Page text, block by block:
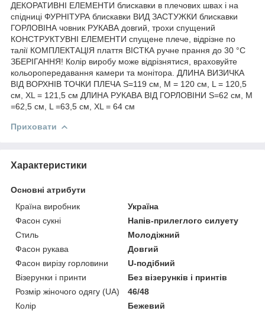
ДЕКОРАТИВНІ ЕЛЕМЕНТИ блискавки в плечових швах і на
спідниці ФУРНІТУРА блискавки ВИД ЗАСТУЖКИ блискавки
ГОРЛОВІНА човник РУКАВА довгий, трохи спущений
КОНСТРУКТУВНІ ЕЛЕМЕНТИ спущене плече, відрізне по
талії КОМПЛЕКТАЦІЯ плаття ВІСТКА ручне прання до 30 °C
ЗБЕРІГАННЯ! Колір виробу може відрізнятися, враховуйте
кольоропередавання камери та монітора. ДЛИНА ВИЗИЧКА
ВІД ВОРХНІВ ТОЧКИ ПЛЕЧА S=119 см, M = 120 см, L = 120,5
см, XL = 121,5 см ДЛИНА РУКАВА ВІД ГОРЛОВІНИ S=62 см, M
=62,5 см, L =63,5 см, XL = 64 см
Приховати
Характеристики
Основні атрибути
Країна виробник
Україна
Фасон сукні
Напів-прилеглого силуету
Стиль
Молодіжний
Фасон рукава
Довгий
Фасон вирізу горловини
U-подібний
Візерунки і принти
Без візерунків і принтів
Розмір жіночого одягу (UA)
46/48
Колір
Бежевий